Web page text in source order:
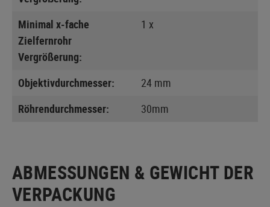
Minimal x-fache
Zielfernrohr
Vergrößerung:
1 x
Objektivdurchmesser:
24 mm
Röhrendurchmesser:
30mm
ABMESSUNGEN & GEWICHT DER
VERPACKUNG